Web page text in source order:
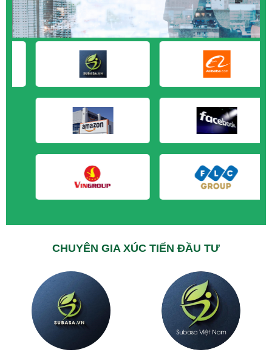
M&A CẦN MUA tại Kiên Giang
M&A CẦN MUA tại Long An
M&A CẦN MUA tại Sóc Trăng
M&A CẦN MUA tại Tây Ninh
M&A CẦN MUA tại Tiền Giang
M&A CẦN MUA tại Trà Vinh
M&A CẦN MUA tại Hưng Yên
M&A CẦN MUA tại Quảng Ninh
CHUYÊN GIA XÚC TIẾN ĐẦU TƯ